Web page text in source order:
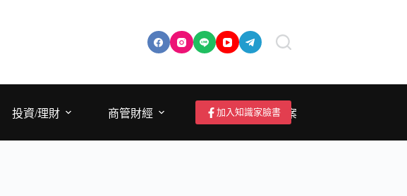
投資/理財 商管財經 成為作者/投稿/提案
加入知識家臉書